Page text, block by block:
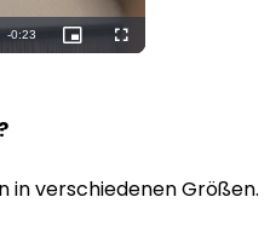
in verschiedenen Größen.